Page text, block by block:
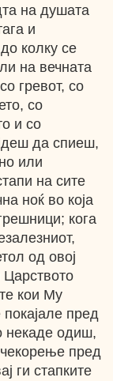
на душата
и
колку се
на вечната
гревот, со
со
и со
да спиеш,
или
на сите
ноќ во која
кога
од овој
кои Му
пред
некаде одиш,
пред
ги стапките